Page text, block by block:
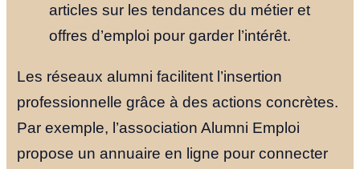
articles sur les tendances du métier et
offres d’emploi pour garder l’intérêt.
Les réseaux alumni facilitent l’insertion
professionnelle grâce à des actions concrètes.
Par exemple, l’association Alumni Emploi
propose un annuaire en ligne pour connecter